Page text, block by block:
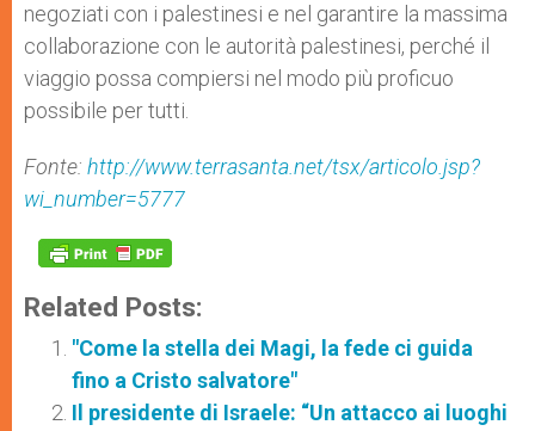
negoziati con i palestinesi e nel garantire la massima
collaborazione con le autorità palestinesi, perché il
viaggio possa compiersi nel modo più proficuo
possibile per tutti.
Fonte: http://www.terrasanta.net/tsx/articolo.jsp?
wi_number=5777
Related Posts:
"Come la stella dei Magi, la fede ci guida
fino a Cristo salvatore"
Il presidente di Israele: “Un attacco ai luoghi